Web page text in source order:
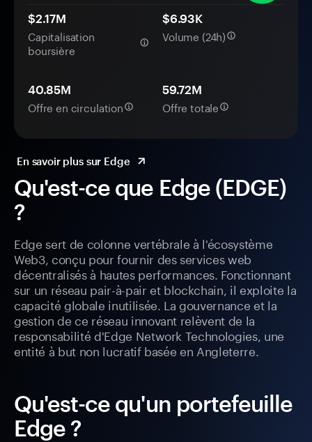
Qu'est-ce que Edge (EDGE)
?
Edge sert de colonne vertébrale à l'écosystème
Web3, conçu pour fournir des services web
décentralisés à hautes performances. Fonctionnant
sur un réseau pair-à-pair et blockchain, il exploite la
capacité globale inutilisée. La gouvernance et la
gestion de ce réseau innovant relèvent de la
responsabilité d'Edge Network Technologies, une
entité à but non lucratif basée en Angleterre.
Qu'est-ce qu'un portefeuille
Edge ?
$2.17M
Capitalisation
boursière
$6.93K
Volume (24h)
40.85M
Offre en circulation
59.72M
Offre totale
En savoir plus sur Edge